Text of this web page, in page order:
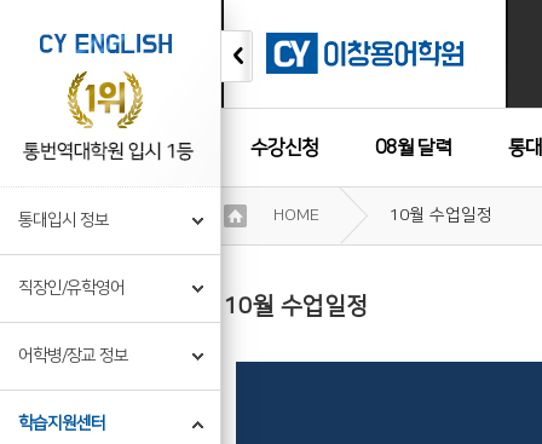
수강신청 08월 달력 통
수강후기
통대입시 정보
직장인/유학영어
어학병/장교 정보
학습지원센터
기
정
HOME 10월 수업일정
10월 수업일정